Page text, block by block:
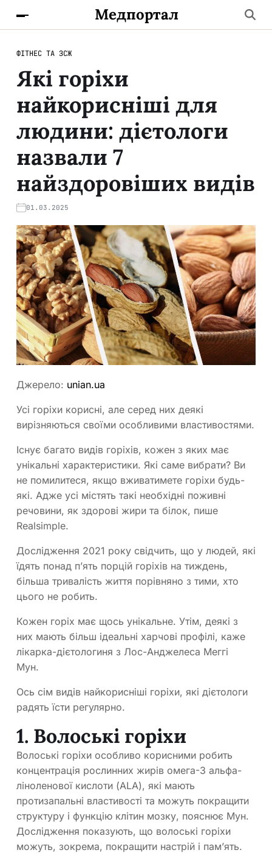
Медпортал
ФІТНЕС ТА ЗСЖ
Які горіхи
найкорисніші для
людини: дієтологи
назвали 7
найздоровіших видів
01.03.2025
Джерело: unian.ua
Усі горіхи корисні, але серед них деякі
вирізняються своїми особливими властивостями.
Існує багато видів горіхів, кожен з яких має
унікальні характеристики. Які саме вибрати? Ви
не помилитеся, якщо вживатимете горіхи будь-
які. Адже усі містять такі необхідні поживні
речовини, як здорові жири та білок, пише
Realsimple.
Дослідження 2021 року свідчить, що у людей, які
їдять понад п’ять порцій горіхів на тиждень,
більша тривалість життя порівняно з тими, хто
цього не робить.
Кожен горіх має щось унікальне. Утім, деякі з
них мають більш ідеальні харчові профілі, каже
лікарка-дієтологиня з Лос-Анджелеса Меггі
Мун.
Ось сім видів найкорисніші горіхи, які дієтологи
радять їсти регулярно.
1. Волоські горіхи
Волоські горіхи особливо корисними робить
концентрація рослинних жирів омега-3 альфа-
ліноленової кислоти (ALA), які мають
протизапальні властивості та можуть покращити
структуру і функцію клітин мозку, пояснює Мун.
Дослідження показують, що волоські горіхи
можуть, зокрема, покращити настрій і пам’ять.